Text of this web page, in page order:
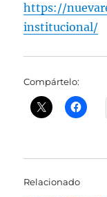
https://
institucional/
Compártelo:
Relacionado